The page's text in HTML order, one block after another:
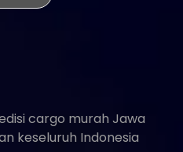
cargo murah Jawa
keseluruh Indonesia